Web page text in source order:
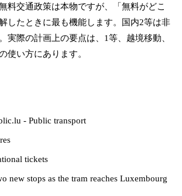
料交通政策は本物ですが、「無料がどこ
したときに最も機能します。国内2等は非
実際の計画上の要点は、1等、越境移動、
使い方にあります。
- Public transport
tickets
new stops as the tram reaches Luxembourg